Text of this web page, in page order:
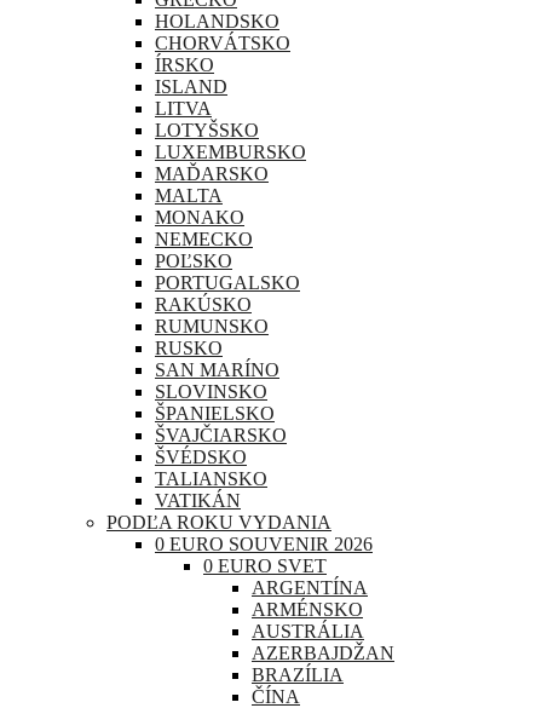
HOLANDSKO
CHORVÁTSKO
ÍRSKO
ISLAND
LITVA
LOTYŠSKO
LUXEMBURSKO
MAĎARSKO
MALTA
MONAKO
NEMECKO
POĽSKO
PORTUGALSKO
RAKÚSKO
RUMUNSKO
RUSKO
SAN MARÍNO
SLOVINSKO
ŠPANIELSKO
ŠVAJČIARSKO
ŠVÉDSKO
TALIANSKO
VATIKÁN
PODĽA ROKU VYDANIA
0 EURO SOUVENIR 2026
0 EURO SVET
ARGENTÍNA
ARMÉNSKO
AUSTRÁLIA
AZERBAJDŽAN
BRAZÍLIA
ČÍNA